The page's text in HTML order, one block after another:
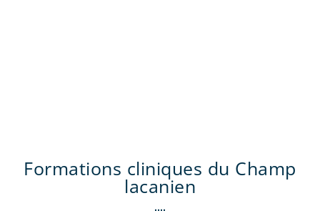
Formations cliniques du Champ
lacanien